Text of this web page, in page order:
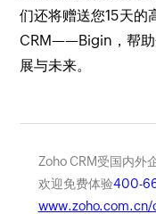
们还将赠送您15天的
CRM——Bigin，帮助
展与未来。
Zoho CRM受国内外
欢迎免费体验400-
www.zoho.com.cn/